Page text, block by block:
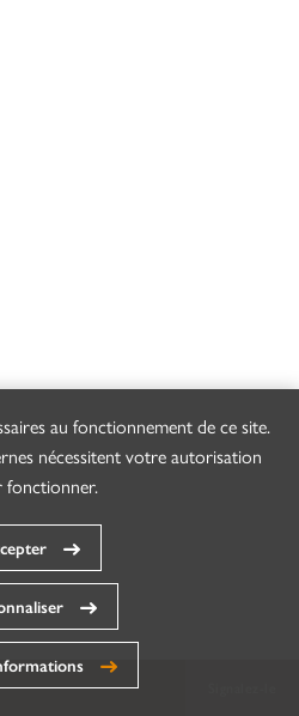
au fonctionnement de ce site.
nécessitent votre autorisation
fonctionner.